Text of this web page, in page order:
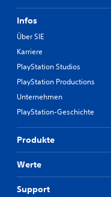
Infos
Über SIE
Karriere
PlayStation Studios
PlayStation Productions
Unternehmen
PlayStation-Geschichte
Produkte
Werte
Support